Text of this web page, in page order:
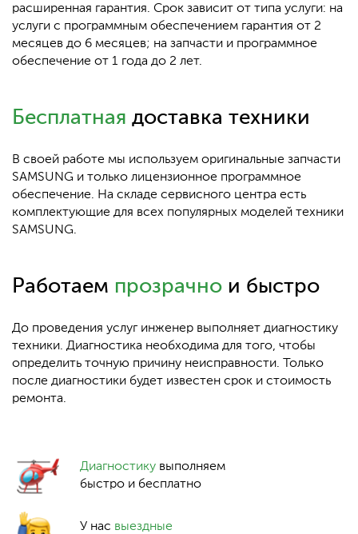
расширенная гарантия. Срок зависит от типа услуги: на
услуги с программным обеспечением гарантия от 2
месяцев до 6 месяцев; на запчасти и программное
обеспечение от 1 года до 2 лет.
Бесплатная доставка техники
В своей работе мы используем оригинальные запчасти
SAMSUNG и только лицензионное программное
обеспечение. На складе сервисного центра есть
комплектующие для всех популярных моделей техники
SAMSUNG.
Работаем прозрачно и быстро
До проведения услуг инженер выполняет диагностику
техники. Диагностика необходима для того, чтобы
определить точную причину неисправности. Только
после диагностики будет известен срок и стоимость
ремонта.
Диагностику выполняем
быстро и бесплатно
У нас выездные